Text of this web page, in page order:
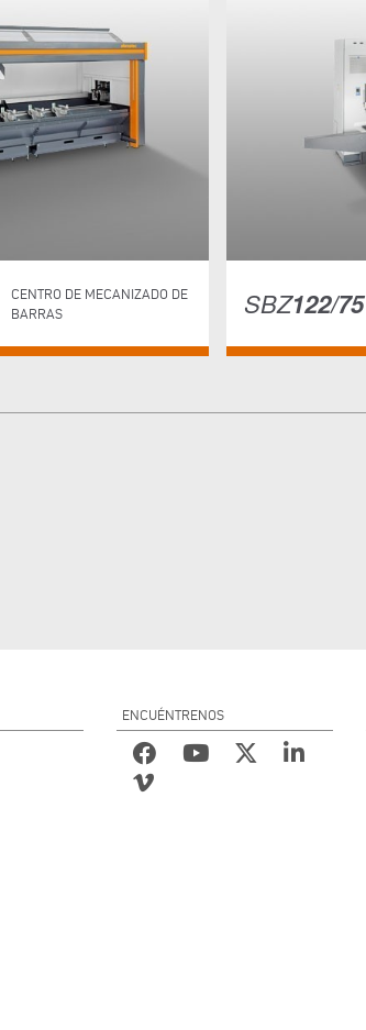
CENTRO DE MECANIZADO DE
BARRAS
SBZ122/75
ENCUÉNTRENOS